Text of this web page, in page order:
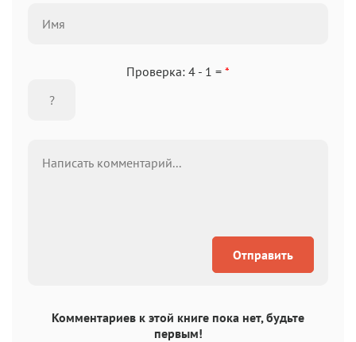
Проверка: 4 - 1 = *
Отправить
Комментариев к этой книге пока нет, будьте
первым!